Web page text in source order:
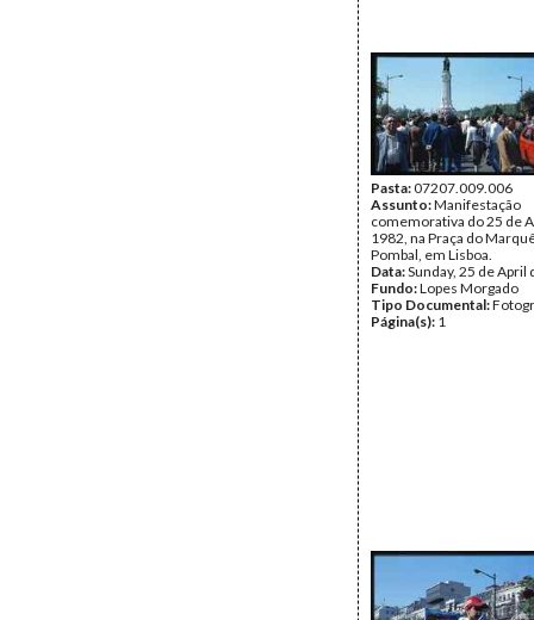
Pasta:07207.009.006
Assunto:Manifestação
comemorativa do 25 de
1982, na Praça do
Pombal, em Lisboa.
Data:Sunday, 25 de April
Fundo:Lopes Morgado
Tipo Documental:
Página(s): 1